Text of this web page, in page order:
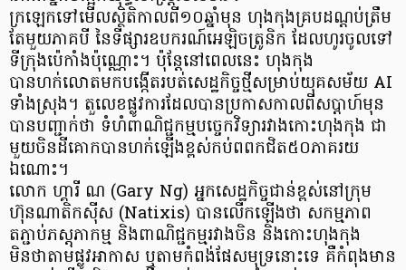
ក្រឡេកទៅមើលស្ថិតិកាលពី១០ឆ្នាំមុន ហុងកុងគ្របដណ្តប់ត្រឹម
តែមួយភាគបី នៃទីផ្សារឧបករណ៍អេឡិចត្រូនិក ដែលហូរចូលទៅ
ទីក្រុងប៉េកាំងប៉ុណ្ណោះ។ ប៉ុន្តែនៅពេលនេះ ហុងកុង
បានហក់លោតមកបង្កើតរបត់សេដ្ឋកិច្ចថ្មីសម្រាប់យុគសម័យ AI
ទាំងស្រុង។ តួលេខផ្លូវការដែលបានប្រកាសកាលពីសប្តាហ៍មុន
បានបញ្ជាក់ថា ទំហំពាណិជ្ជកម្មបច្ចេកវិទ្យារវាងកោះហុងកុង ជា
មួយចិនដីគោកបានហក់ឡើងខ្ពស់កប់ពពកជិត៥០ភាគរយ
ឯណោះ។
លោក ហ្គារី ណ (Gary Ng) អ្នកសេដ្ឋកិច្ចជាន់ខ្ពស់នៅក្រុម
ហ៊ុនណាតិកស៊ីស (Natixis) បានលើកឡើងថា សកម្មភាព
តភ្ជាប់ភស្តុភាកម្ម និងពាណិជ្ជកម្មរវាងចិន និងកោះហុងកុង
មិនថាតាមផ្លូវអាកាស ឬតាមកំពង់ផែសមុទ្រនោះទេ គឺកំពុងមាន